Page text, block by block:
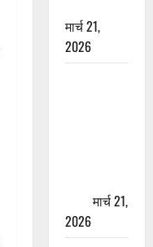
मार्च 21,
2026
मार्च 21,
2026